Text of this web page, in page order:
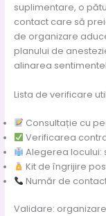
suplimentare, o
contact care să
de organizare
planului de
alinarea
Lista de verificare
Consultație cu
Verificarea
Alegerea locului:
Kit de îngrijire
Număr de
Validare: